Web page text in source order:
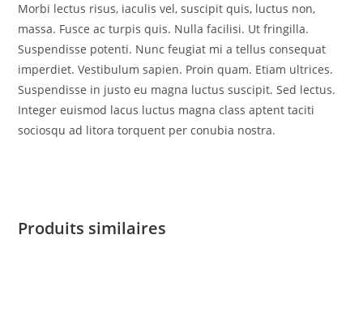
Morbi lectus risus, iaculis vel, suscipit quis, luctus non,
massa. Fusce ac turpis quis. Nulla facilisi. Ut fringilla.
Suspendisse potenti. Nunc feugiat mi a tellus consequat
imperdiet. Vestibulum sapien. Proin quam. Etiam ultrices.
Suspendisse in justo eu magna luctus suscipit. Sed lectus.
Integer euismod lacus luctus magna class aptent taciti
sociosqu ad litora torquent per conubia nostra.
Produits similaires